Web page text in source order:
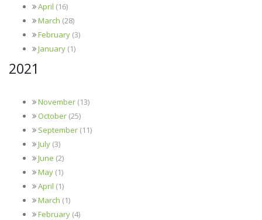
April (16)
March (28)
February (3)
January (1)
2021
November (13)
October (25)
September (11)
July (3)
June (2)
May (1)
April (1)
March (1)
February (4)